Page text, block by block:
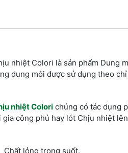
nhiệt Colori là sản phẩm Dung
dung môi được sử dụng theo
nhiệt Colori chúng có tác dụng
gia công phủ hay lót Chịu nhiệt
lỏng trong suốt.